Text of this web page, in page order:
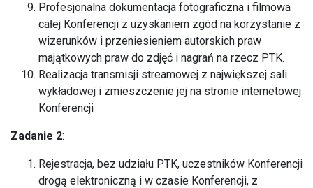
Profesjonalna dokumentacja fotograficzna i filmowa
całej Konferencji z uzyskaniem zgód na korzystanie z
wizerunków i przeniesieniem autorskich praw
majątkowych praw do zdjęć i nagrań na rzecz PTK.
Realizacja transmisji streamowej z największej sali
wykładowej i zmieszczenie jej na stronie internetowej
Konferencji
Zadanie 2:
Rejestracja, bez udziału PTK, uczestników Konferencji
drogą elektroniczną i w czasie Konferencji, z